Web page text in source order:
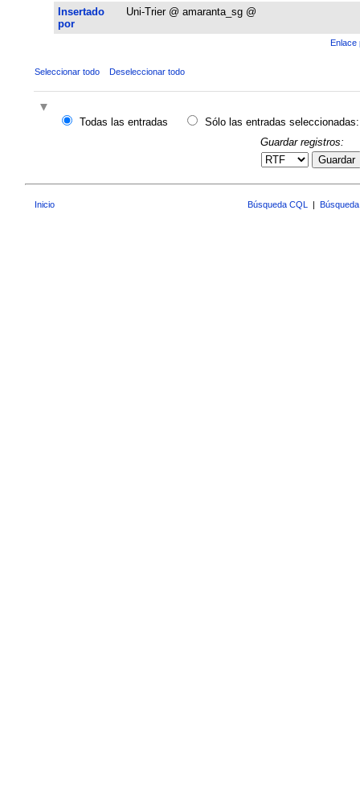
Insertado
por
Uni-Trier @ amaranta_sg @
Enlace
Seleccionar todo Deseleccionar todo
Todas las entradas
Sólo las entradas seleccionadas:
Guardar registros:
Guardar
Inicio Búsqueda CQL